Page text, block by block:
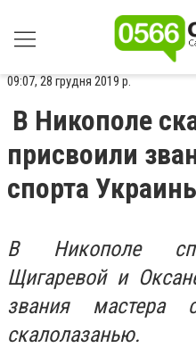
09:07, 28 грудня 2019 р.
В Никополе
присвоили
спорта
В Никополе
Щигаревой и
звания мастера
скалолазанью.